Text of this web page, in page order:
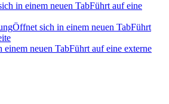
in einem neuen TabFührt auf eine
Öffnet sich in einem neuen TabFührt
einem neuen TabFührt auf eine externe